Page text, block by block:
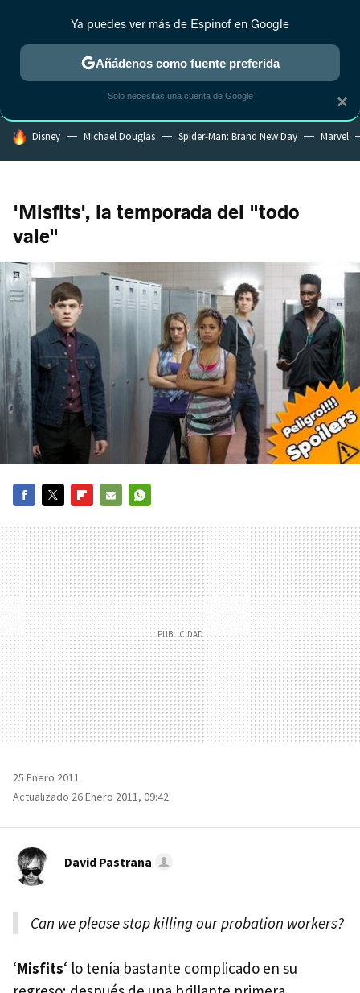
MENÚ NUEVO
ESTRENOS REALITY ANIME RANKINGS CINE
HOY SE HABLA DE
Disney Michael Douglas Spider-Man: Brand New Day Marvel
'Misfits', la temporada del "todo
vale"
MAIL
25 Enero 2011
Actualizado 26 Enero 2011, 09:42
David Pastrana
Can we please stop killing our probation workers?
‘Misfits‘ lo tenía bastante complicado en su
×
Ya puedes ver más de Espinof en Google
Añádenos como fuente preferida
Solo necesitas una cuenta de Google